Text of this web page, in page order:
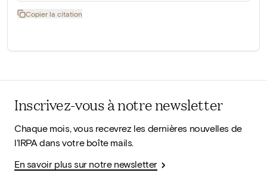
Copier la citation
Inscrivez-vous à notre newsletter
Chaque mois, vous recevrez les dernières nouvelles de
l'IRPA dans votre boîte mails.
En savoir plus sur notre newsletter